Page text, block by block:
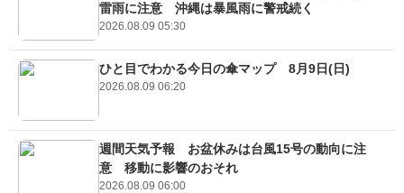
雷雨に注意 沖縄は暴風雨に警戒続く
2026.08.09 05:30
ひと目でわかる今日の傘マップ 8月9日(日)
2026.08.09 06:20
週間天気予報 お盆休みは台風15号の動向に注
意 移動に影響のおそれ
2026.08.09 06:00